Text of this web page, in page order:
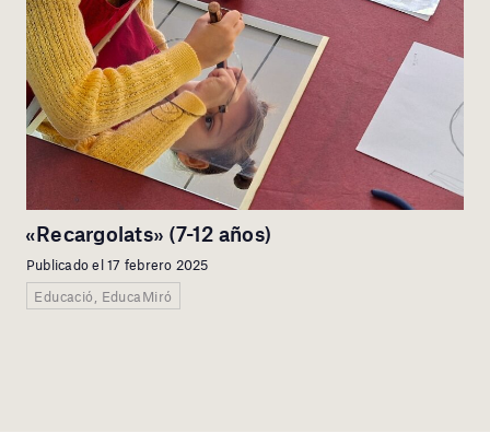
«Recargolats» (7-12 años)
Publicado el 17 febrero 2025
Educació, EducaMiró